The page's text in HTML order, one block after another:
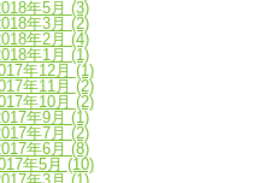
年5月 (3)
年3月 (2)
年2月 (4)
年1月 (1)
年12月 (1)
年11月 (2)
年10月 (2)
年9月 (1)
年7月 (2)
年6月 (8)
年5月 (10)